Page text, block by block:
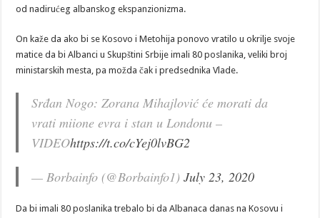
od nadirućeg albanskog ekspanzionizma.
On kaže da ako bi se Kosovo i Metohija ponovo vratilo u okrilje svoje
matice da bi Albanci u Skupštini Srbije imali 80 poslanika, veliki broj
ministarskih mesta, pa možda čak i predsednika Vlade.
Srđan Nogo: Zorana Mihajlović će morati da
vrati miione evra i stan u Londonu –
VIDEOhttps://t.co/cYej0lvBG2
— Borbainfo (@Borbainfo1)July 23, 2020
Da bi imali 80 poslanika trebalo bi da Albanaca danas na Kosovu i